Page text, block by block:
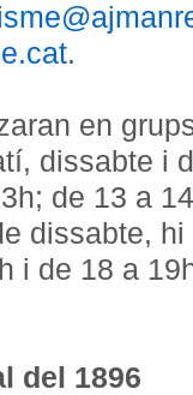
.
en
dissabte i
de 13 a
dissabte,
i de 18 a
del 1896